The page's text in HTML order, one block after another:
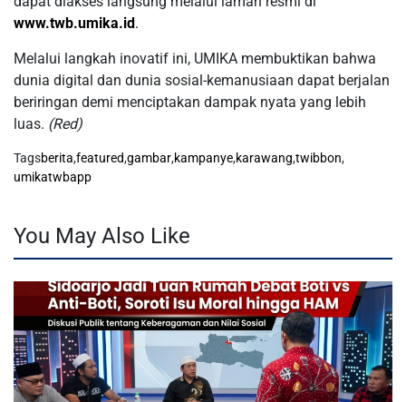
www.twb.umika.id.
Melalui langkah inovatif ini, UMIKA membuktikan bahwa
dunia digital dan dunia sosial-kemanusiaan dapat berjalan
beriringan demi menciptakan dampak nyata yang lebih
luas. (Red)
Tagsberita,featured,gambar,kampanye,karawang,twibbon,
umikatwbapp
You May Also Like